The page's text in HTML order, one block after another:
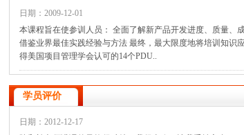
日期：2009-12-01
本课程旨在使参训人员： 全面了解新产品开发进度、质量、
借鉴业界最佳实践经验与方法 最终，最大限度地将培训知识
得美国项目管理学会认可的14个PDU..
学员评价
日期：2012-12-17